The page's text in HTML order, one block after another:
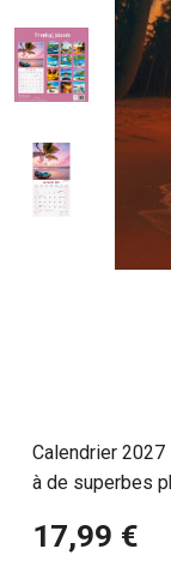
Calendrier
à de superbes
17,99 €